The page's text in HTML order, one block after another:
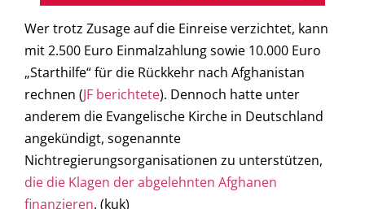
Wer trotz Zusage auf die Einreise verzichtet, kann
mit 2.500 Euro Einmalzahlung sowie 10.000 Euro
„Starthilfe“ für die Rückkehr nach Afghanistan
rechnen (JF berichtete). Dennoch hatte unter
anderem die Evangelische Kirche in Deutschland
angekündigt, sogenannte
Nichtregierungsorganisationen zu unterstützen,
die die Klagen der abgelehnten Afghanen
finanzieren. (kuk)